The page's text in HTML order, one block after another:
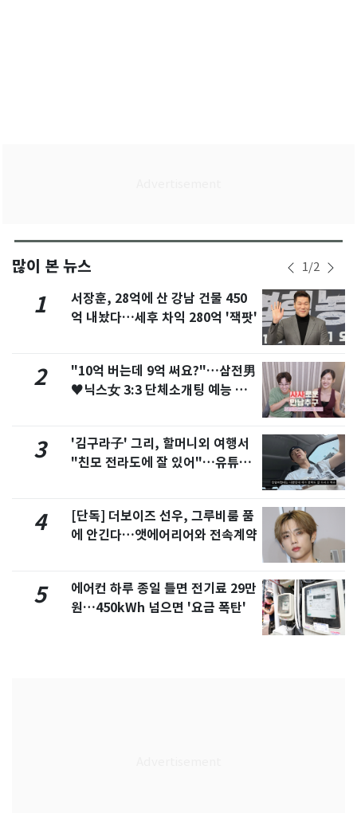
많이 본 뉴스 1/2
1
서장훈, 28억에 산 강남 건물 450
억 내놨다…세후 차익 280억 '잭팟'
2
"10억 버는데 9억 써요?"…삼전男
♥닉스女 3:3 단체소개팅 예능 화
3
'김구라子' 그리, 할머니외 여행서
"친모 전라도에 잘 있어"…유튜브
4
[단독] 더보이즈 선우, 그루비룸 품
에 안긴다…앳에어리어와 전속계약
5
에어컨 하루 종일 틀면 전기료 29만
원…450kWh 넘으면 '요금 폭탄'